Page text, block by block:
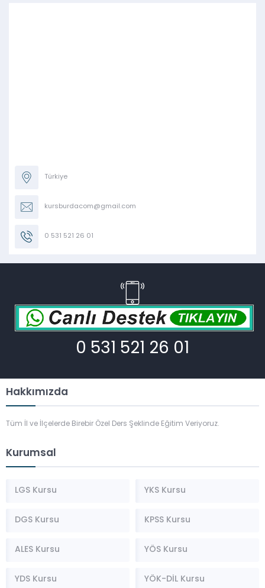
Türkiye
kursburdacom@gmail.com
0 531 521 26 01
0 531 521 26 01
Hakkımızda
Tüm İl ve İlçelerde Birebir Özel Ders Şeklinde Eğitim Veriyoruz.
Kurumsal
LGS Kursu YKS Kursu
DGS Kursu KPSS Kursu
ALES Kursu YÖS Kursu
YDS Kursu YÖK-DİL Kursu